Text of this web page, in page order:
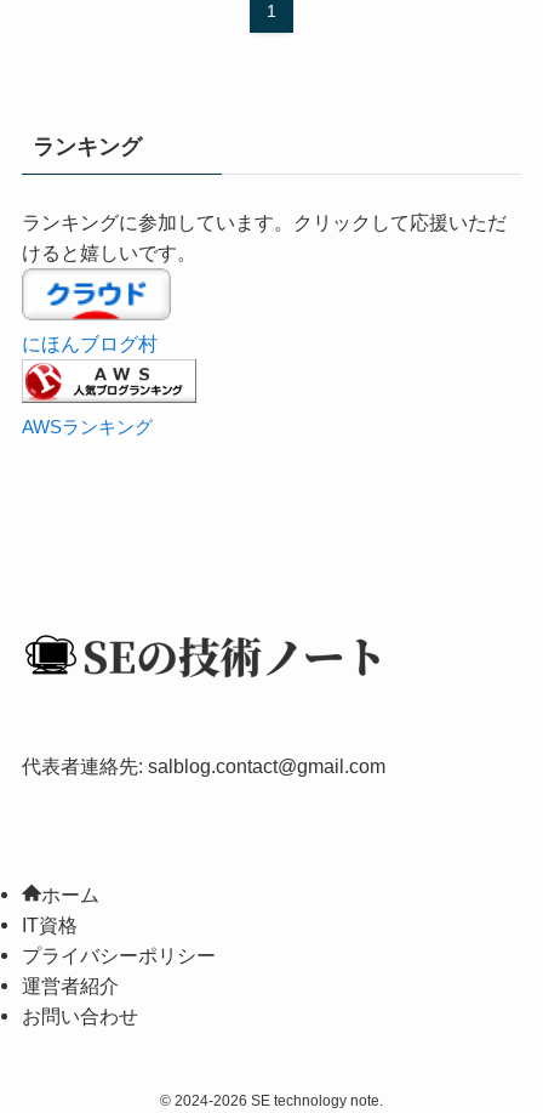
1
ランキング
ランキングに参加しています。クリックして応援いただ
けると嬉しいです。
にほんブログ村
AWSランキング
代表者連絡先: salblog.contact@gmail.com
ホーム
IT資格
プライバシーポリシー
運営者紹介
お問い合わせ
© 2024-2026 SE technology note.